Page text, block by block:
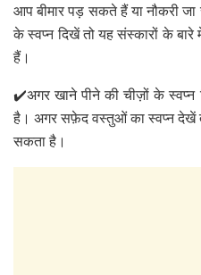
आप बीमार पड़ सकते हैं या नौकरी
के स्वप्न दिखें तो यह संस्कारों के
हैं।
✔️अगर खाने पीने की चीज़ों के स्वप्न
है। अगर सफ़ेद वस्तुओं का स्वप्न देखें
सकता है।